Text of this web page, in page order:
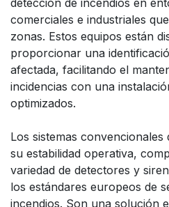
detección de incendios en
comerciales e industriales
zonas. Estos equipos están
proporcionar una
afectada, facilitando el
incidencias con una
optimizados.
Los sistemas
su estabilidad operativa,
variedad de detectores y
los estándares europeos de
incendios. Son una solución